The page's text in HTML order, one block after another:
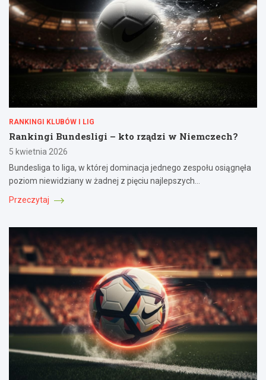
RANKINGI KLUBÓW I LIG
Rankingi Bundesligi – kto rządzi w Niemczech?
5 kwietnia 2026
Bundesliga to liga, w której dominacja jednego zespołu osiągnęła
poziom niewidziany w żadnej z pięciu najlepszych…
Przeczytaj